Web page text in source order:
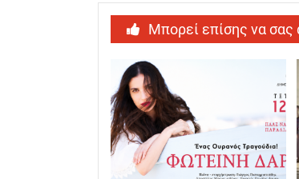
Μπορεί επίσης να σας